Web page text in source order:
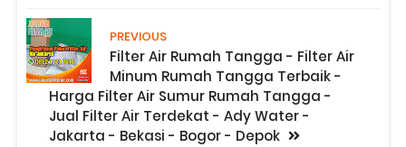
PREVIOUS
Filter Air Rumah Tangga - Filter Air
Minum Rumah Tangga Terbaik -
Harga Filter Air Sumur Rumah Tangga -
Jual Filter Air Terdekat - Ady Water -
Jakarta - Bekasi - Bogor - Depok